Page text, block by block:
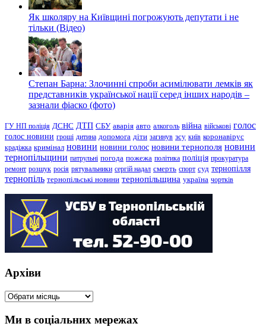
Як школяру на Київщині погрожують депутати і не
тільки (Відео)
Степан Барна: Злочинні спроби асимілювати лемків як
представників української нації серед інших народів –
зазнали фіаско (фото)
ГУ НП поліція ДСНС ДТП СБУ аварія авто алкоголь війна військові голос
голос новини гроші дитина допомога діти загинув зсу київ коронавірус
крадіжка кримінал новини новини голос новини тернополя новини
тернопільщини патрульні погода пожежа політика поліція прокуратура
ремонт розшук росія рятувальники сергій надал смерть спорт суд тернопілля
тернопіль тернопільські новини тернопільщина україна чортків
Архіви
Архіви
Ми в соціальних мережах